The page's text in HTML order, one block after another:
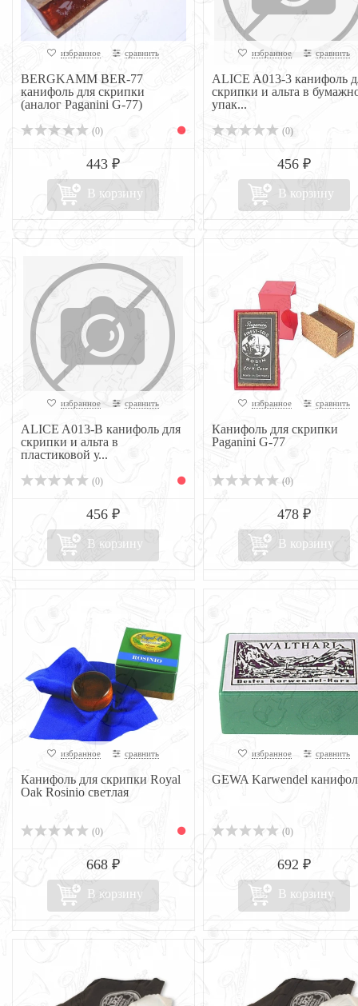
избранное сравнить
BERGKAMM BER-77
канифоль для скрипки
(аналог Paganini G-77)
(0)
443 ₽
В корзину
избранное сравнить
ALICE A013-3 канифоль
скрипки и альта в
упак...
(0)
456 ₽
В корзину
избранное сравнить
ALICE A013-B канифоль для
скрипки и альта в
пластиковой у...
(0)
456 ₽
В корзину
избранное сравнить
Канифоль для скрипки
Paganini G-77
(0)
478 ₽
В корзину
избранное сравнить
Канифоль для скрипки Royal
Oak Rosinio светлая
(0)
668 ₽
В корзину
избранное сравнить
GEWA Karwendel
(0)
692 ₽
В корзину